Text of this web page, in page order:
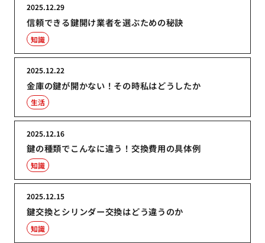
信頼できる鍵開け業者を選ぶための秘訣
2025.12.29
知識
金庫の鍵が開かない！その時私はどうしたか
2025.12.22
生活
鍵の種類でこんなに違う！交換費用の具体例
2025.12.16
知識
鍵交換とシリンダー交換はどう違うのか
2025.12.15
知識